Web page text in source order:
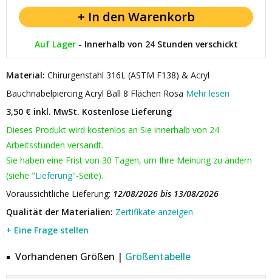
Auf Lager- Innerhalb von 24 Stunden verschickt
Material: Chirurgenstahl 316L (ASTM F138) & Acryl
Bauchnabelpiercing Acryl Ball 8 Flächen Rosa Mehr lesen
3,50 € inkl. MwSt. Kostenlose Lieferung
Dieses Produkt wird kostenlos an Sie innerhalb von 24
Arbeitsstunden versandt.
Sie haben eine Frist von 30 Tagen, um Ihre Meinung zu ändern
(siehe "Lieferung"-Seite).
Voraussichtliche Lieferung: 12/08/2026 bis 13/08/2026
Qualität der Materialien: Zertifikate anzeigen
+ Eine Frage stellen
Vorhandenen Größen | Größentabelle